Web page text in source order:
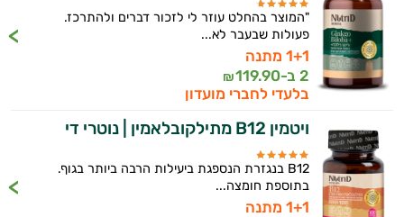
"המוצר בהחלט עוזר לי לזכור דברים ולהתרכז.
פעולות שבעבר לא...
1+1 מתנה
2 ב-
119.90
₪
בלעדי לחברי מועדון
ויטמין B12 מתילקובלאמין | נוטרי די
B12 בנגזרת הנספגת ביעילות הרבה ביותר בגוף.
בתוספת חומצה...
1+1 מתנה